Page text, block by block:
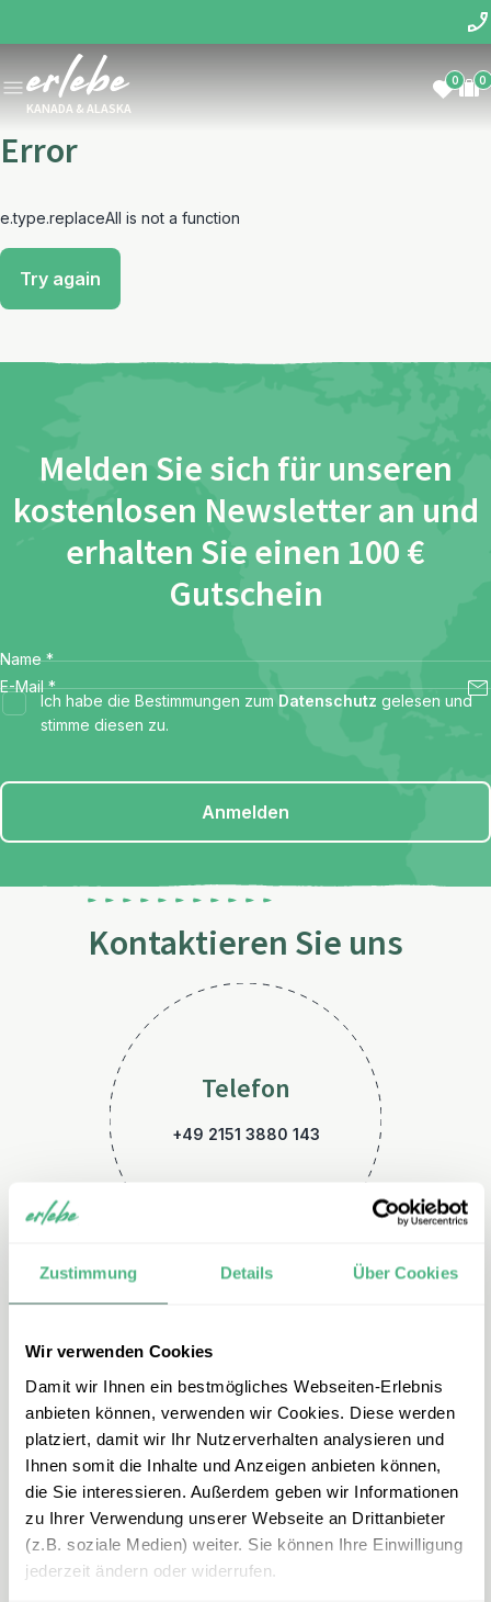
Zustimmung Details Über Cookies
Wir verwenden Cookies
Damit wir Ihnen ein bestmögliches Webseiten-Erlebnis
anbieten können, verwenden wir Cookies. Diese werden
platziert, damit wir Ihr Nutzerverhalten analysieren und
Ihnen somit die Inhalte und Anzeigen anbieten können,
die Sie interessieren. Außerdem geben wir Informationen
zu Ihrer Verwendung unserer Webseite an Drittanbieter
(z.B. soziale Medien) weiter. Sie können Ihre Einwilligung
jederzeit ändern oder widerrufen.
KANADA & ALASKA
0 0
Error
e.type.replaceAll is not a function
Try again
Melden Sie sich für unseren
kostenlosen Newsletter an und
erhalten Sie einen 100 €
Gutschein
Name *
E-Mail *
Ich habe die Bestimmungen zum Datenschutz gelesen und
stimme diesen zu.
Anmelden
Kontaktieren Sie uns
Telefon
+49 2151 3880 143
E-Mail
kanada@erlebe.de